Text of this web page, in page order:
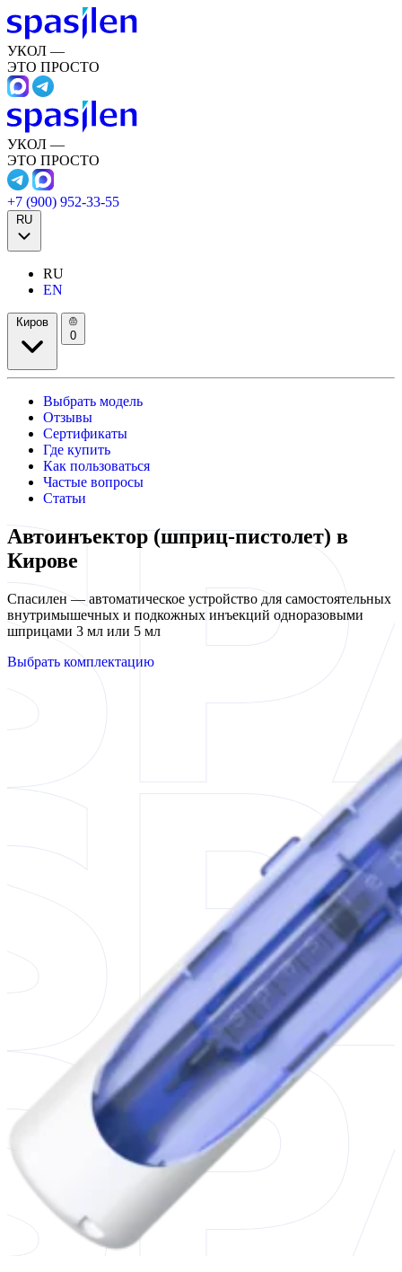
УКОЛ —
ЭТО ПРОСТО
УКОЛ —
ЭТО ПРОСТО
+7 (900) 952-33-55
RU
RU
EN
Киров
0
Выбрать модель
Отзывы
Сертификаты
Где купить
Как пользоваться
Частые вопросы
Статьи
Автоинъектор (шприц-пистолет) в
Кирове
Спасилен — автоматическое устройство для самостоятельных
внутримышечных и подкожных инъекций одноразовыми
шприцами 3 мл или 5 мл
Выбрать комплектацию